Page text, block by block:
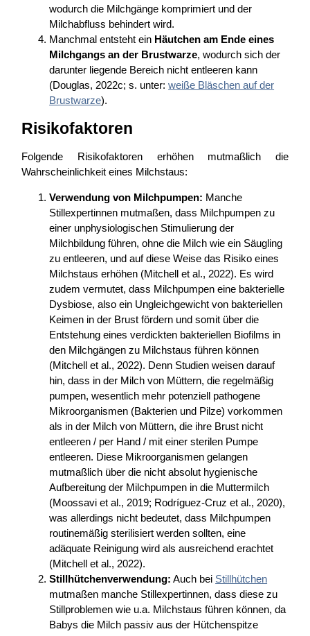
wodurch die Milchgänge komprimiert und der
Milchabfluss behindert wird.
Manchmal entsteht ein Häutchen am Ende eines
Milchgangs an der Brustwarze, wodurch sich der
darunter liegende Bereich nicht entleeren kann
(Douglas, 2022c; s. unter:weiße Bläschen auf der
Brustwarze).
Risikofaktoren
Folgende Risikofaktoren erhöhen mutmaßlich die
Wahrscheinlichkeit eines Milchstaus:
Verwendung von Milchpumpen: Manche
Stillexpertinnen mutmaßen, dass Milchpumpen zu
einer unphysiologischen Stimulierung der
Milchbildung führen, ohne die Milch wie ein Säugling
zu entleeren, und auf diese Weise das Risiko eines
Milchstaus erhöhen (Mitchell et al., 2022). Es wird
zudem vermutet, dass Milchpumpen eine bakterielle
Dysbiose, also ein Ungleichgewicht von bakteriellen
Keimen in der Brust fördern und somit über die
Entstehung eines verdickten bakteriellen Biofilms in
den Milchgängen zu Milchstaus führen können
(Mitchell et al., 2022). Denn Studien weisen darauf
hin, dass in der Milch von Müttern, die regelmäßig
pumpen, wesentlich mehr potenziell pathogene
Mikroorganismen (Bakterien und Pilze) vorkommen
als in der Milch von Müttern, die ihre Brust nicht
entleeren / per Hand / mit einer sterilen Pumpe
entleeren. Diese Mikroorganismen gelangen
mutmaßlich über die nicht absolut hygienische
Aufbereitung der Milchpumpen in die Muttermilch
(Moossavi et al., 2019; Rodríguez-Cruz et al., 2020),
was allerdings nicht bedeutet, dass Milchpumpen
routinemäßig sterilisiert werden sollten, eine
adäquate Reinigung wird als ausreichend erachtet
(Mitchell et al., 2022).
Stillhütchenverwendung: Auch bei Stillhütchen
mutmaßen manche Stillexpertinnen, dass diese zu
Stillproblemen wie u.a. Milchstaus führen können, da
Babys die Milch passiv aus der Hütchenspitze